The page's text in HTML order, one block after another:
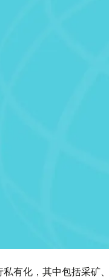
有化，其中包括采矿、